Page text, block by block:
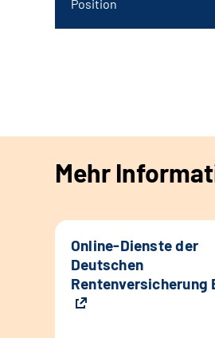
Position
Mehr
Online-Dienste der
Deutschen
Rentenversicherung